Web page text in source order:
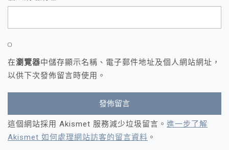
在瀏覽器中儲存顯示名稱、電子郵件地址及個人網站網址，
以供下次發佈留言時使用。
這個網站採用 Akismet 服務減少垃圾留言。 進一步了解
Akismet 如何處理網站訪客的留言資料 。